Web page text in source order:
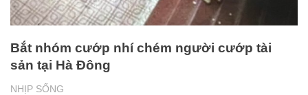
NHỊP SỐNG
Bắt nhóm cướp nhí chém người cướp tài
sản tại Hà Đông